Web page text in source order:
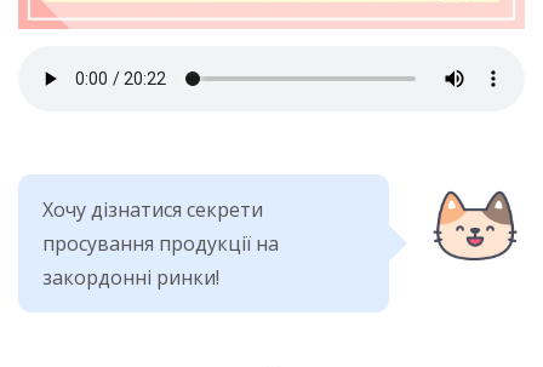
Хочу дізнатися секрети
просування продукції на
закордонні ринки!